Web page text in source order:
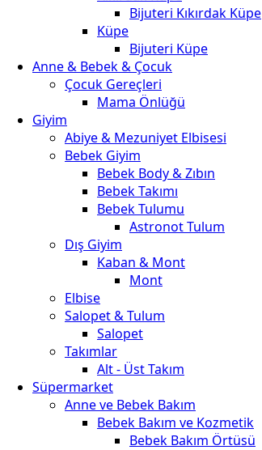
adet
Bijuteri Kıkırdak Küpe
Küpe
Bijuteri Küpe
Anne & Bebek & Çocuk
Çocuk Gereçleri
Mama Önlüğü
Giyim
Abiye & Mezuniyet Elbisesi
Bebek Giyim
Bebek Body & Zıbın
Bebek Takımı
Bebek Tulumu
Astronot Tulum
Dış Giyim
Kaban & Mont
Mont
Elbise
Salopet & Tulum
Salopet
Takımlar
Alt - Üst Takım
Süpermarket
Anne ve Bebek Bakım
Bebek Bakım ve Kozmetik
Bebek Bakım Örtüsü